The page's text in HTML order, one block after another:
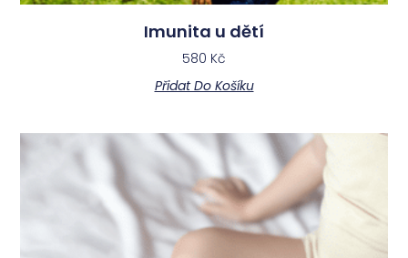
Imunita u dětí
580 Kč
Přidat Do Košíku